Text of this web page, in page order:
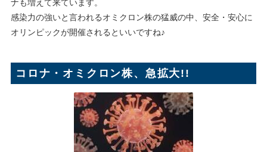
ナも増えて来ています。
感染力の強いと言われるオミクロン株の猛威の中、安全・安心に
オリンピックが開催されるといいですね♪
コロナ・オミクロン株、急拡大!!